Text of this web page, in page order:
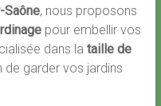
Saône, nous proposons
pour embellir vos
dans la taille de
de garder vos jardins